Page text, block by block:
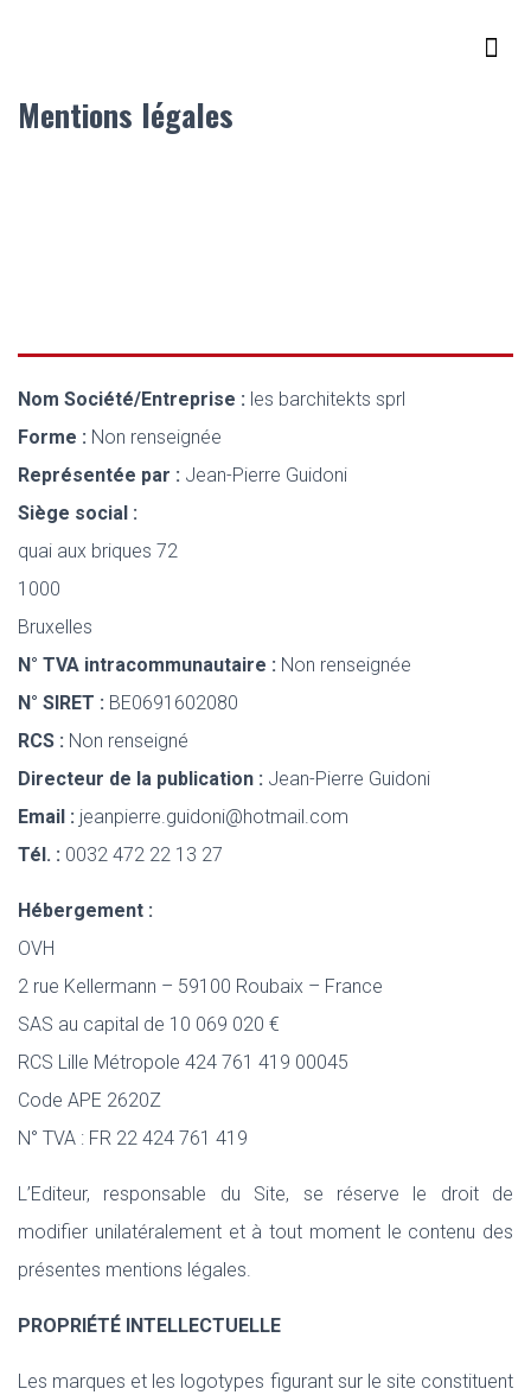
Mentions légales
Nom Société/Entreprise : les barchitekts sprl
Forme : Non renseignée
Représentée par : Jean-Pierre Guidoni
Siège social :
quai aux briques 72
1000
Bruxelles
N° TVA intracommunautaire : Non renseignée
N° SIRET : BE0691602080
RCS : Non renseigné
Directeur de la publication : Jean-Pierre Guidoni
Email : jeanpierre.guidoni@hotmail.com
Tél. : 0032 472 22 13 27
Hébergement :
OVH
2 rue Kellermann – 59100 Roubaix – France
SAS au capital de 10 069 020 €
RCS Lille Métropole 424 761 419 00045
Code APE 2620Z
N° TVA : FR 22 424 761 419
L’Editeur, responsable du Site, se réserve le droit de
modifier unilatéralement et à tout moment le contenu des
présentes mentions légales.
PROPRIÉTÉ INTELLECTUELLE
Les marques et les logotypes figurant sur le site constituent